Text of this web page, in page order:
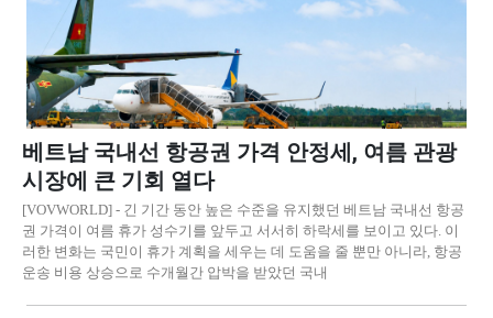
베트남 국내선 항공권 가격 안정세, 여름 관광
시장에 큰 기회 열다
[VOVWORLD] - 긴 기간 동안 높은 수준을 유지했던 베트남 국내선 항공
권 가격이 여름 휴가 성수기를 앞두고 서서히 하락세를 보이고 있다. 이
러한 변화는 국민이 휴가 계획을 세우는 데 도움을 줄 뿐만 아니라, 항공
운송 비용 상승으로 수개월간 압박을 받았던 국내